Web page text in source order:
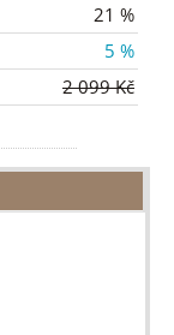
21 %
5 %
2 099 Kč